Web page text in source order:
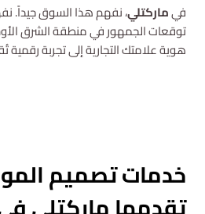
فيماركتلي، نفهم هذا السوق جيداً.
توقعات الجمهور في منطقة الشرق
هوية علامتك التجارية إلى تجربة رقمية
خدمات تصميم